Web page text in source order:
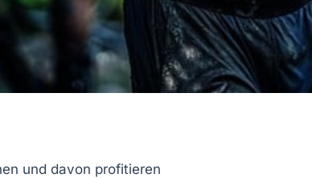
und davon profitieren